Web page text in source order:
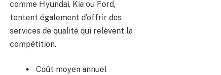
comme Hyundai, Kia ou Ford,
tentent également d’offrir des
services de qualité qui relèvent la
compétition.
Coût moyen annuel